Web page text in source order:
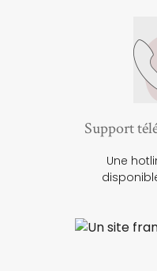
Support
Une